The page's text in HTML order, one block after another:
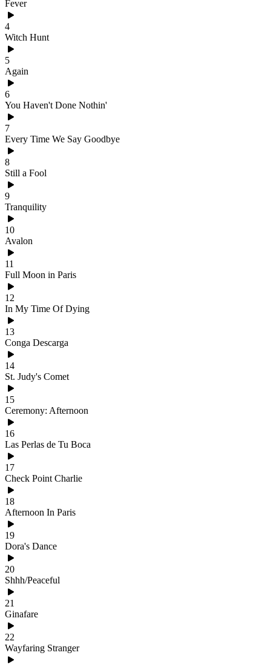
Fever
4
Witch Hunt
5
Again
6
You Haven't Done Nothin'
7
Every Time We Say Goodbye
8
Still a Fool
9
Tranquility
10
Avalon
11
Full Moon in Paris
12
In My Time Of Dying
13
Conga Descarga
14
St. Judy's Comet
15
Ceremony: Afternoon
16
Las Perlas de Tu Boca
17
Check Point Charlie
18
Afternoon In Paris
19
Dora's Dance
20
Shhh/Peaceful
21
Ginafare
22
Wayfaring Stranger